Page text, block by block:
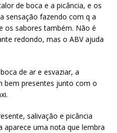
de boca e a picância, e os
sensação fazendo com q a
os sabores também. Não é
redondo, mas o ABV ajuda
de ar e esvaziar, a
bem presentes junto com o
salivação e picância
uma nota que lembra